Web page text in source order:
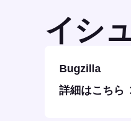
イシ
Bugzilla
詳細はこちら